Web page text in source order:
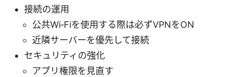
接続の運用
公共Wi‑Fiを使用する際は必ずVPNをON
近隣サーバーを優先して接続
セキュリティの強化
アプリ権限を見直す